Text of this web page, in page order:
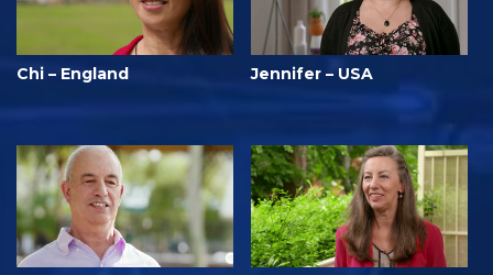
Chi – England Jennifer – USA